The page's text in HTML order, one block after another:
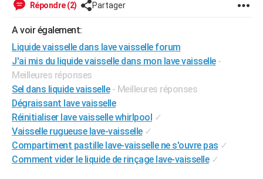
Art de vivre
Bien-être
Loisirs
Mode
Modes de vie
Alimentation
Guide de la santé
Maladies
Médicaments
Sommeil
Destinations
City break
Voyage nature
Voyage de noces
Forum
Climat
PHOTO
GUIDES D'ACHAT
BONS PLANS
CARTE DE VOEUX
Carte de Noël
Carte Bonne année
Carte Saint-Valentin
Carte Pâques
Carte d'anniversaire
DICTIONNAIRE
Répondre (2) Partager
A voir également:
Liquide vaisselle dans lave vaisselle forum
J'ai mis du liquide vaisselle dans mon lave vaisselle -
Meilleures réponses
Sel dans liquide vaisselle - Meilleures réponses
Dégraissant lave vaisselle
Réinitialiser lave vaisselle whirlpool ✓
Vaisselle rugueuse lave-vaisselle ✓
Compartiment pastille lave-vaisselle ne s'ouvre pas ✓
Comment vider le liquide de rinçage lave-vaisselle ✓